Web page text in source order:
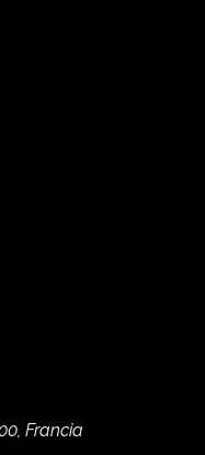
Francia